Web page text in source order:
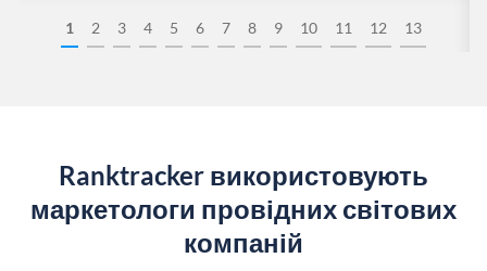
1 2 3 4 5 6 7 8 9 10 11 12 13
Ranktracker використовують
маркетологи провідних світових
компаній